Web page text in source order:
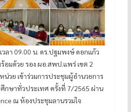
ลา 09.00 น. ดร.ปฐมพงษ์ ดอกแก้ว
อมด้วย รอง ผอ.สพป.แพร่ เขต 2
วย เข้าร่วมการประชุมผู้อำนวยการ
กษาทั่วประเทศ ครั้งที่ 7/2565 ผ่าน
ณ ห้องประชุมลานรวมใจ